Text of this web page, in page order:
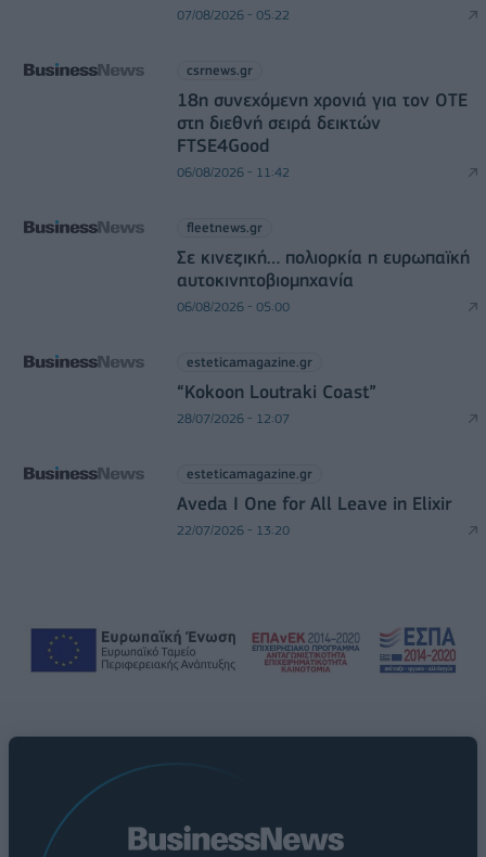
07/08/2026 - 05:22
csrnews.gr
18η συνεχόμενη χρονιά για τον ΟΤΕ
στη διεθνή σειρά δεικτών
FTSE4Good
06/08/2026 - 11:42
fleetnews.gr
Σε κινεζική… πολιορκία η ευρωπαϊκή
αυτοκινητοβιομηχανία
06/08/2026 - 05:00
esteticamagazine.gr
“Kokoon Loutraki Coast”
28/07/2026 - 12:07
esteticamagazine.gr
Aveda I One for All Leave in Elixir
22/07/2026 - 13:20